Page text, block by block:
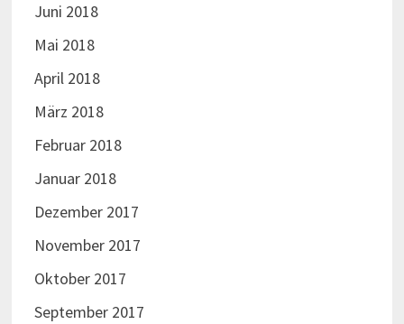
Juni 2018
Mai 2018
April 2018
März 2018
Februar 2018
Januar 2018
Dezember 2017
November 2017
Oktober 2017
September 2017